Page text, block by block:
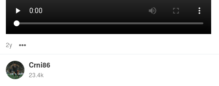
2y
Crni86
23.4k